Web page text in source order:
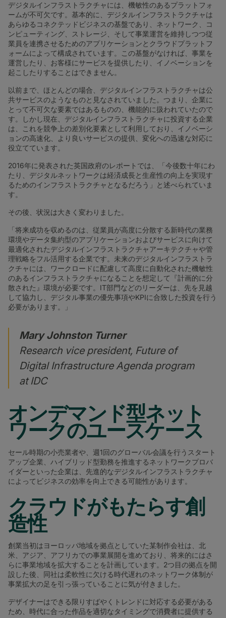
デジタルインフラストラクチャには、機敏性のあるプラットフォ
ームが不可欠です。基本的に、デジタルインフラストラクチャは
あらゆるコネクテッドビジネスの基盤であり、ネットワーク、コ
ンピューティング、ストレージ、そして事業運営を維持しつつ従
業員を連携させるためのアプリケーションとクラウドプラットフ
ォームによって構成されています。この基盤がなければ、事業を
運営したり、お客様にサービスを提供したり、イノベーションを
起こしたりすることはできません。
以前まで、ほとんどの場合、デジタルインフラストラクチャは公
共サービスのようなものと見なされていました。つまり、企業に
とって不可欠な要素ではあるものの、機能的に扱われていたので
す。しかし現在、デジタルインフラストラクチャに投資する企業
は、これを競争上の差別化要素として利用しており、イノベーシ
ョンの高速化、より良いサービスの提供、変化への迅速な対応に
役立てています。
2016年に発表された英国政府のレポートでは、「今後数十年にわ
たり、デジタルネットワークは経済成長と生産性の向上を実現す
るためのインフラストラクチャとなるだろう」と述べられていま
す。
その後、状況は大きく変わりました。
「将来成功を収めるのは、従業員が高度に分散する新時代の業務
環境やデータ集約型のアプリケーションおよびサービスに向けて
最適化されたデジタルインフラストラクチャアーキテクチャや管
理戦略をフル活用する企業です。未来のデジタルインフラストラ
クチャには、ワークロードに配慮して高度に自動化された機敏性
のあるインフラストラクチャになることを想定して『計画的に分
散された』環境が必要です。IT部門などのリーダーは、先を見越
して協力し、デジタル事業の優先事項やKPIに合致した投資を行う
必要があります。」
Mary Johnston Turner
Research vice president, Future of
Digital Infrastructure Agenda program
at IDC
オンデマンド型ネット
ワークのユースケース
セール時期の小売業者や、週1回のグローバル会議を行うスタート
アップ企業、ハイブリッド型勤務を推進するネットワークプロバ
イダーといった企業は、先進的なデジタルインフラストラクチャ
によってビジネスの効率を向上できる可能性があります。
クラウドがもたらす創
造性
創業当初はヨーロッパ地域を拠点としていた某制作会社は、北
米、アジア、アフリカでの事業展開を進めており、将来的にはさ
らに事業地域を拡大することを計画しています。2つ目の拠点を開
設した後、同社は柔軟性に欠ける時代遅れのネットワーク体制が
事業拡大の足を引っ張っていることに気が付きました。
デザイナーはできる限りすばやくトレンドに対応する必要がある
ため、時代に合った作品を適切なタイミングで消費者に提供する